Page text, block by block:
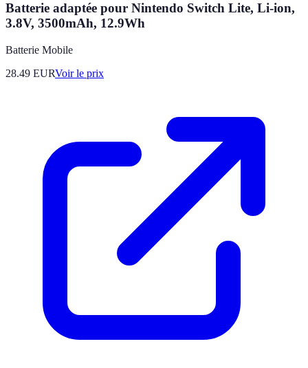
Batterie adaptée pour Nintendo Switch Lite, Li-ion,
3.8V, 3500mAh, 12.9Wh
Batterie Mobile
28.49 EURVoir le prix